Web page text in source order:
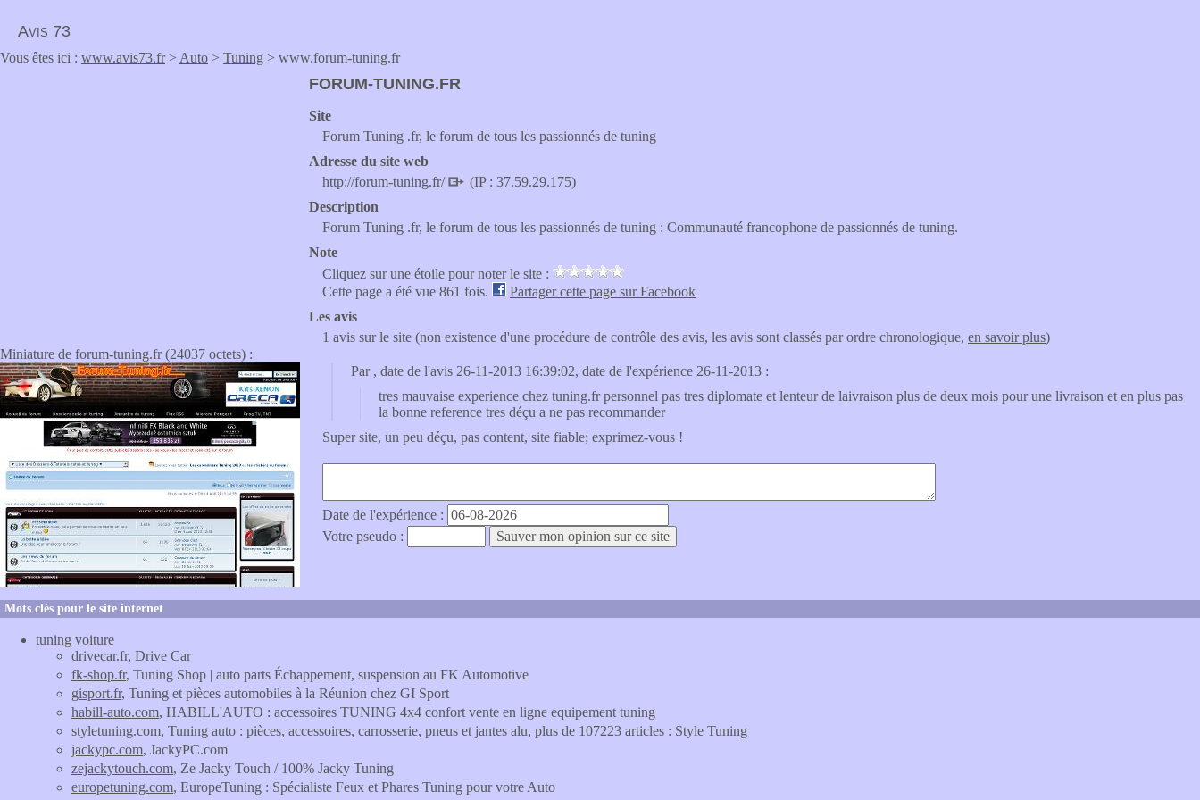
Avis 73
Vous êtes ici : www.avis73.fr> Auto > Tuning > www.forum-tuning.fr
Miniature de forum-tuning.fr (24037 octets) :
FORUM-TUNING.FR
Site
Forum Tuning .fr, le forum de tous les passionnés de tuning
Adresse du site web
http://forum-tuning.fr/
(IP : 37.59.29.175)
Description
Forum Tuning .fr, le forum de tous les passionnés de tuning : Communauté francophone de passionnés de tuning.
Note
Cliquez sur une étoile pour noter le site :
Cette page a été vue 861 fois.
Partager cette page sur Facebook
Les avis
1 avis sur le site (non existence d'une procédure de contrôle des avis, les avis sont classés par ordre chronologique, en savoir plus)
Par , date de l'avis 26-11-2013 16:39:02, date de l'expérience 26-11-2013 :
tres mauvaise experience chez tuning.fr personnel pas tres diplomate et lenteur de laivraison plus de deux mois pour une livraison et en plus pas
la bonne reference tres déçu a ne pas recommander
Super site, un peu déçu, pas content, site fiable; exprimez-vous !
Date de l'expérience :
Votre pseudo :
Mots clés pour le site internet
tuning voiture
drivecar.fr, Drive Car
fk-shop.fr, Tuning Shop | auto parts Échappement, suspension au FK Automotive
gisport.fr, Tuning et pièces automobiles à la Réunion chez GI Sport
habill-auto.com, HABILL'AUTO : accessoires TUNING 4x4 confort vente en ligne equipement tuning
styletuning.com, Tuning auto : pièces, accessoires, carrosserie, pneus et jantes alu, plus de 107223 articles : Style Tuning
jackypc.com, JackyPC.com
zejackytouch.com, Ze Jacky Touch / 100% Jacky Tuning
europetuning.com, EuropeTuning : Spécialiste Feux et Phares Tuning pour votre Auto